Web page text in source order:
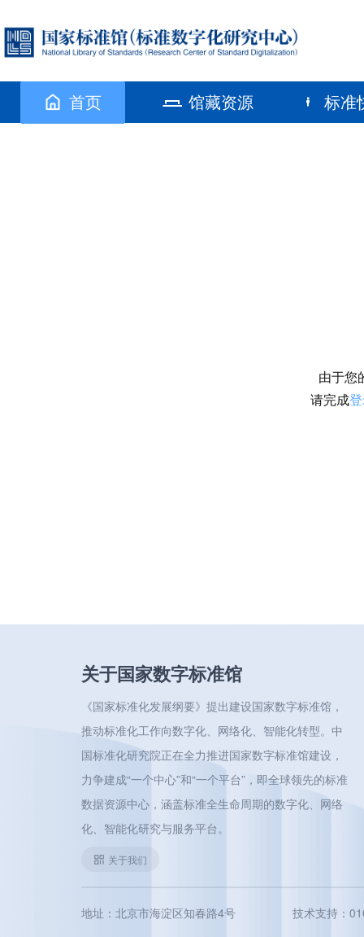
首页 馆藏资源 标准
由于您
请完成
关于国家数字标准馆
《国家标准化发展纲要》提出建设国家数字标准馆，
推动标准化工作向数字化、网络化、智能化转型。中
国标准化研究院正在全力推进国家数字标准馆建设，
力争建成“一个中心”和“一个平台”，即全球领先的标准
数据资源中心，涵盖标准全生命周期的数字化、网络
化、智能化研究与服务平台。
关于我们
地址：北京市海淀区知春路4号 技术支持：